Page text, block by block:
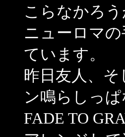
こらなかろ
ニューロマ
ています。
昨日友人、
ン鳴らしっ
FADE TO